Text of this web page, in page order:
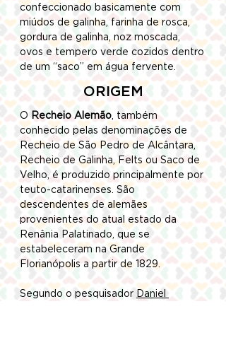
confeccionado basicamente com
miúdos de galinha, farinha de rosca,
gordura de galinha, noz moscada,
ovos e tempero verde cozidos dentro
de um “saco” em água fervente.
ORIGEM
O Recheio Alemão , também
conhecido pelas denominações de
Recheio de São Pedro de Alcântara,
Recheio de Galinha, Felts ou Saco de
Velho, é produzido principalmente por
teuto-catarinenses. São
descendentes de alemães
provenientes do atual estado da
Renânia Palatinado, que se
estabeleceram na Grande
Florianópolis a partir de 1829.
Segundo o pesquisador Daniel